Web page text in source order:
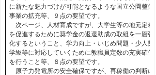
に新たな魅力づけが可能となるような国立公園整備
事業の拡充等、９点の要望です。
次ページ、人材育成ですが、大学生等の地元定着
を促進するために奨学金の返還助成の取組を一層強
化するということ、学力向上・いじめ問題・少人数
学級等に対応していくために教職員定数の充実確保
を行うこと等、８点の要望です。
原子力発電所の安全確保ですが、再稼働の判断に